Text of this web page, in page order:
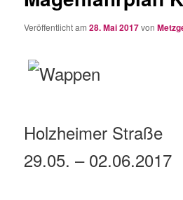
Veröffentlicht am28. Mai 2017von
Holzheimer Straße
29.05. – 02.06.2017